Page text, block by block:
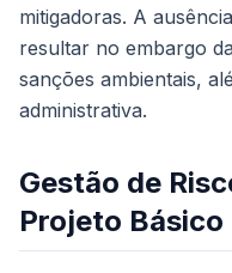
mitigadoras. A
resultar no embargo
sanções ambientais,
administrativa.
Gestão de
Projeto Básico